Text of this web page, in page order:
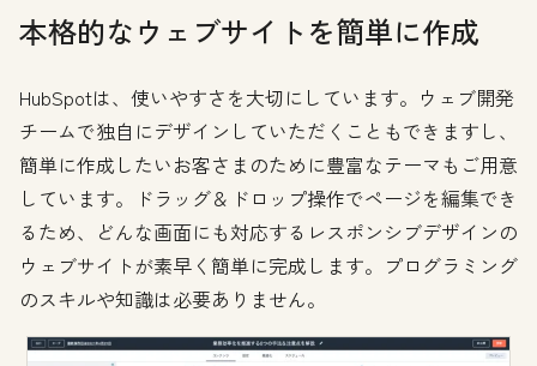
本格的なウェブサイトを簡単に作成
HubSpotは、使いやすさを大切にしています。ウェブ開発
チームで独自にデザインしていただくこともできますし、
簡単に作成したいお客さまのために豊富なテーマもご用意
しています。ドラッグ＆ドロップ操作でページを編集でき
るため、どんな画面にも対応するレスポンシブデザインの
ウェブサイトが素早く簡単に完成します。プログラミング
のスキルや知識は必要ありません。